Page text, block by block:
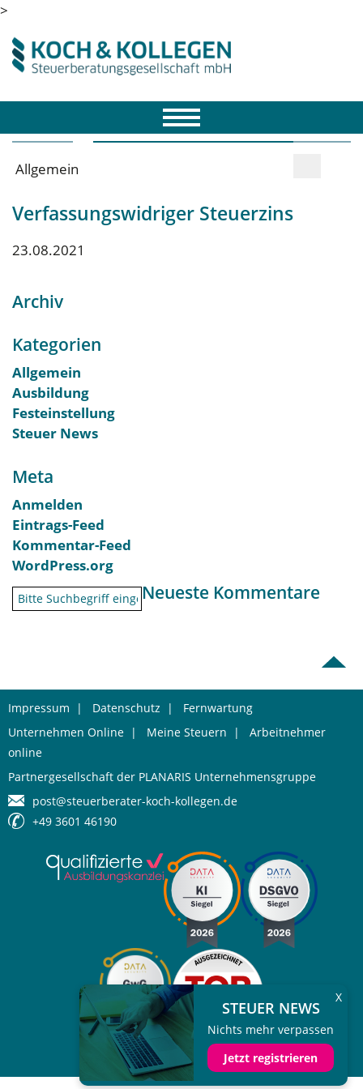
>
Allgemein
Verfassungswidriger Steuerzins
23.08.2021
Archiv
Kategorien
Allgemein
Ausbildung
Festeinstellung
Steuer News
Meta
Anmelden
Eintrags-Feed
Kommentar-Feed
WordPress.org
Neueste Kommentare
Impressum | Datenschutz | Fernwartung
Unternehmen Online | Meine Steuern | Arbeitnehmer
online
Partnergesellschaft der PLANARIS Unternehmensgruppe
post@steuerberater-koch-kollegen.de
+49 3601 46190
STEUER NEWS
Nichts mehr verpassen
Jetzt registrieren
X